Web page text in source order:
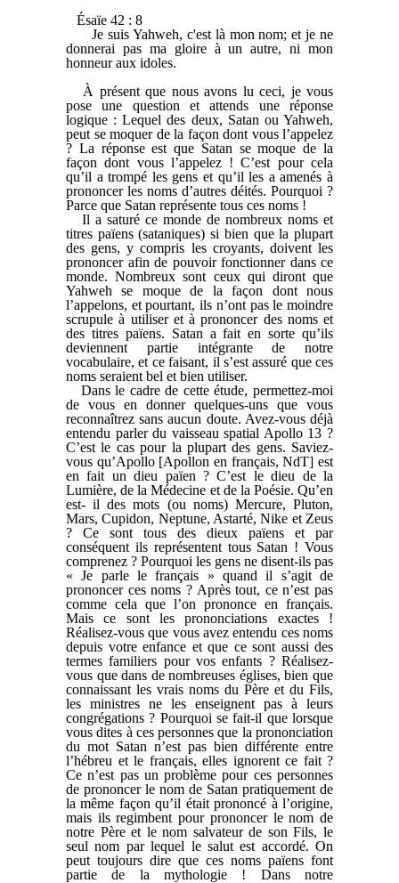
Ésaïe 42 : 8
Je suis Yahweh, c'est là mon nom; et je ne
donnerai pas ma gloire à un autre, ni mon
honneur aux idoles.
À présent que nous avons lu ceci, je vous
pose une question et attends une réponse
logique : Lequel des deux, Satan ou Yahweh,
peut se moquer de la façon dont vous l’appelez
? La réponse est que Satan se moque de la
façon dont vous l’appelez ! C’est pour cela
qu’il a trompé les gens et qu’il les a amenés à
prononcer les noms d’autres déités. Pourquoi ?
Parce que Satan représente tous ces noms !
Il a saturé ce monde de nombreux noms et
titres païens (sataniques) si bien que la plupart
des gens, y compris les croyants, doivent les
prononcer afin de pouvoir fonctionner dans ce
monde. Nombreux sont ceux qui diront que
Yahweh se moque de la façon dont nous
l’appelons, et pourtant, ils n’ont pas le moindre
scrupule à utiliser et à prononcer des noms et
des titres païens. Satan a fait en sorte qu’ils
deviennent partie intégrante de notre
vocabulaire, et ce faisant, il s’est assuré que ces
noms seraient bel et bien utiliser.
Dans le cadre de cette étude, permettez-moi
de vous en donner quelques-uns que vous
reconnaîtrez sans aucun doute. Avez-vous déjà
entendu parler du vaisseau spatial Apollo 13 ?
C’est le cas pour la plupart des gens. Saviez-
vous qu’Apollo [Apollon en français, NdT] est
en fait un dieu païen ? C’est le dieu de la
Lumière, de la Médecine et de la Poésie. Qu’en
est- il des mots (ou noms) Mercure, Pluton,
Mars, Cupidon, Neptune, Astarté, Nike et Zeus
? Ce sont tous des dieux païens et par
conséquent ils représentent tous Satan ! Vous
comprenez ? Pourquoi les gens ne disent-ils pas
« Je parle le français » quand il s’agit de
prononcer ces noms ? Après tout, ce n’est pas
comme cela que l’on prononce en français.
Mais ce sont les prononciations exactes !
Réalisez-vous que vous avez entendu ces noms
depuis votre enfance et que ce sont aussi des
termes familiers pour vos enfants ? Réalisez-
vous que dans de nombreuses églises, bien que
connaissant les vrais noms du Père et du Fils,
les ministres ne les enseignent pas à leurs
congrégations ? Pourquoi se fait-il que lorsque
vous dites à ces personnes que la prononciation
du mot Satan n’est pas bien différente entre
l’hébreu et le français, elles ignorent ce fait ?
Ce n’est pas un problème pour ces personnes
de prononcer le nom de Satan pratiquement de
la même façon qu’il était prononcé à l’origine,
mais ils regimbent pour prononcer le nom de
notre Père et le nom salvateur de son Fils, le
seul nom par lequel le salut est accordé. On
peut toujours dire que ces noms païens font
partie de la mythologie ! Dans notre